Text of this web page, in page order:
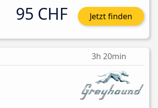
95 CHF Jetzt finden
3h 20min